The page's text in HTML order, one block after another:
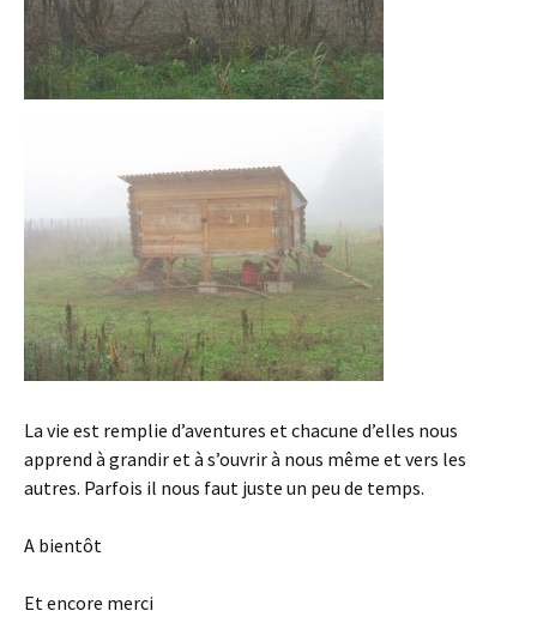
La vie est remplie d’aventures et chacune d’elles nous
apprend à grandir et à s’ouvrir à nous même et vers les
autres. Parfois il nous faut juste un peu de temps.
A bientôt
Et encore merci